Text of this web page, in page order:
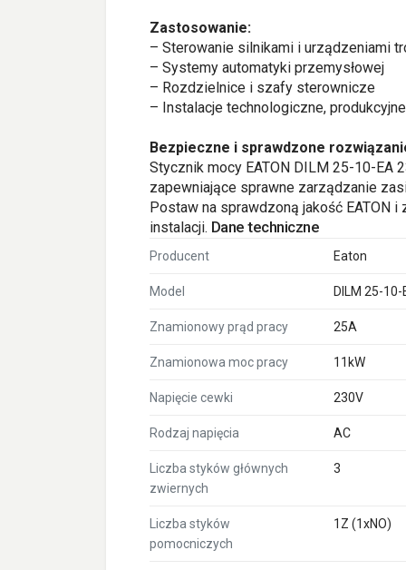
Zastosowanie:
– Sterowanie silnikami i urządzeniami
– Systemy automatyki przemysłowej
– Rozdzielnice i szafy sterownicze
– Instalacje technologiczne,
Bezpieczne i sprawdzone
Stycznik mocy EATON DILM 25-10-EA
zapewniające sprawne zarządzanie
Postaw na sprawdzoną jakość EATON
instalacji. Dane techniczne
Producent Eaton
Model DILM 25-10-
Znamionowy prąd pracy 25A
Znamionowa moc pracy 11kW
Napięcie cewki 230V
Rodzaj napięcia AC
Liczba styków głównych
zwiernych
3
Liczba styków
pomocniczych
1Z (1xNO)